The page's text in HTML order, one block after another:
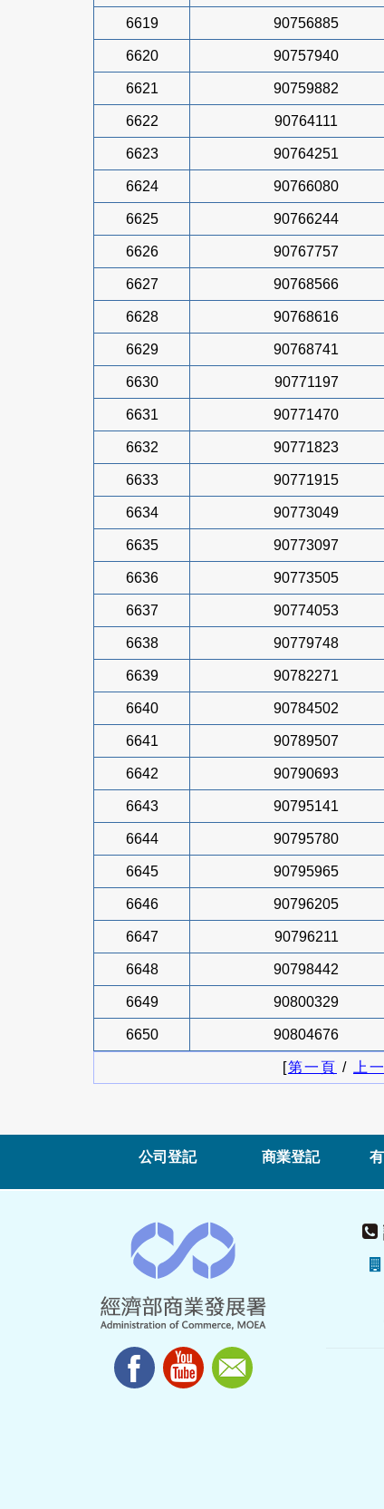
6619 90756885
6620 90757940
6621 90759882
6622 90764111
6623 90764251
6624 90766080
6625 90766244
6626 90767757
6627 90768566
6628 90768616
6629 90768741
6630 90771197
6631 90771470
6632 90771823
6633 90771915
6634 90773049
6635 90773097
6636 90773505
6637 90774053
6638 90779748
6639 90782271
6640 90784502
6641 90789507
6642 90790693
6643 90795141
6644 90795780
6645 90795965
6646 90796205
6647 90796211
6648 90798442
6649 90800329
6650 90804676
[第一頁 / 上
公司登記 商業登記